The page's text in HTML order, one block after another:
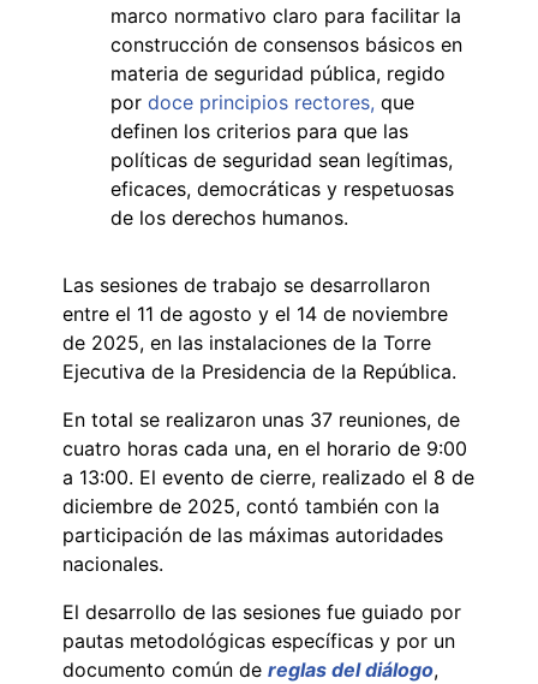
marco normativo claro para facilitar la
construcción de consensos básicos en
materia de seguridad pública, regido
por doce principios rectores, que
definen los criterios para que las
políticas de seguridad sean legítimas,
eficaces, democráticas y respetuosas
de los derechos humanos.
Las sesiones de trabajo se desarrollaron
entre el 11 de agosto y el 14 de noviembre
de 2025, en las instalaciones de la Torre
Ejecutiva de la Presidencia de la República.
En total se realizaron unas 37 reuniones, de
cuatro horas cada una, en el horario de 9:00
a 13:00. El evento de cierre, realizado el 8 de
diciembre de 2025, contó también con la
participación de las máximas autoridades
nacionales.
El desarrollo de las sesiones fue guiado por
pautas metodológicas específicas y por un
documento común de reglas del diálogo,